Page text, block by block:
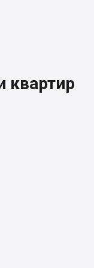
квартир